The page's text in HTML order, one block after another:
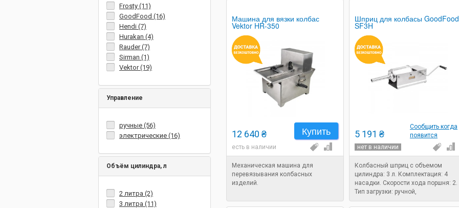
Машина для вязки колбас
Vektor HR-350
Купить
12 640 ₴
есть в наличии
Механическая машина для
перевязывания колбасных
изделий.
Шприц для колбасы GoodFood
SF3H
Сообщить когда
появится
5 191 ₴
нет в наличии
Колбасный шприц с объемом
цилиндра: 3 л. Комплектация: 4
насадки. Скорости хода поршня: 2.
Тип загрузки: ручной,
горизонтальный.
Frosty (11)
GoodFood (16)
Hendi (7)
Hurakan (4)
Rauder (7)
Sirman (1)
Vektor (19)
Управление
ручные (56)
электрические (16)
Объём цилиндра, л
2 литра (2)
3 литра (11)